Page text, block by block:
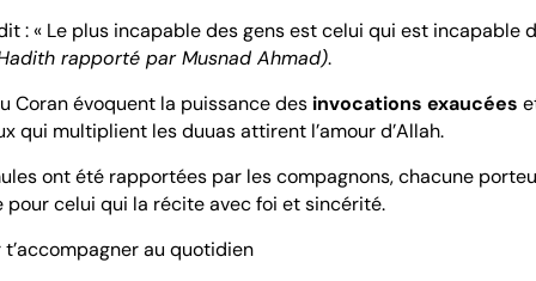
rapporté par Musnad Ahmad).
Coran évoquent la puissance des invocations exaucées
qui multiplient les duuas attirent l’amour d’Allah.
ont été rapportées par les compagnons, chacune
celui qui la récite avec foi et sincérité.
au quotidien